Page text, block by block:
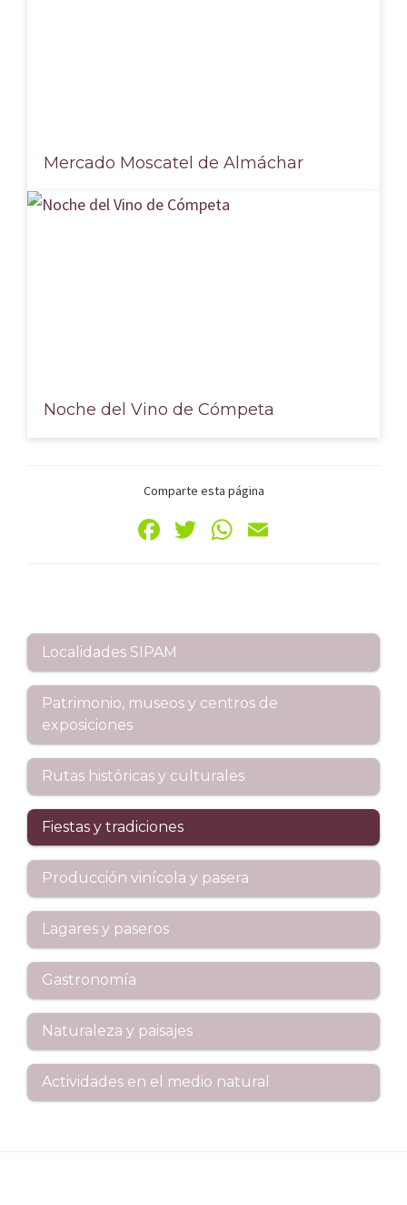
Mercado Moscatel de Almáchar
Noche del Vino de Cómpeta
Comparte esta página
Fa
o
k
T
W
p
p
Barra
lateral
principal
Localidades SIPAM
Patrimonio, museos y centros de
exposiciones
Rutas históricas y culturales
Fiestas y tradiciones
Producción vinícola y pasera
Lagares y paseros
Gastronomía
Naturaleza y paisajes
Actividades en el medio natural